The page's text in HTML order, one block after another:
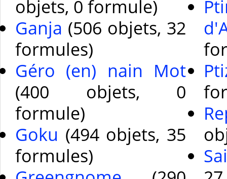
objets, 0 formule)
Ganja (506 objets, 32
formules)
Géro (en) nain Mot
(400 objets, 0
formule)
Goku (494 objets, 35
formules)